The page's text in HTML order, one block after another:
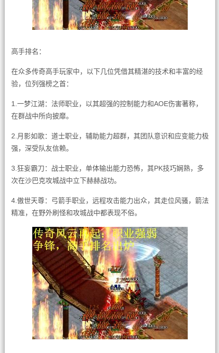
高手排名：
在众多传奇高手玩家中，以下几位凭借其精湛的技术和丰富的经
验，位列强榜之首：
1.一梦江湖：法师职业，以其超强的控制能力和AOE伤害著称，
在群战中所向披靡。
2.月影如歌：道士职业，辅助能力超群，其团队意识和应变能力极
强，深受队友信赖。
3.狂妄霸刀：战士职业，单体输出能力恐怖，其PK技巧娴熟，多
次在沙巴克攻城战中立下赫赫战功。
4.傲世天尊：弓箭手职业，远程攻击能力出众，其走位风骚，箭法
精准，在野外刷怪和攻城战中都表现不俗。